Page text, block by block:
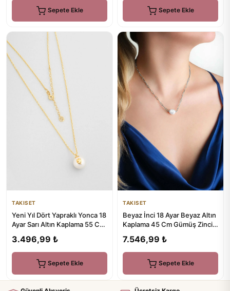
Sepete Ekle Sepete Ekle
TAKISET
Yeni Yıl Dört Yapraklı Yonca 18
Ayar Sarı Altın Kaplama 55 Cm
3.496,99 ₺
Sepete Ekle
TAKISET
Beyaz İnci 18 Ayar Beyaz Altın
Kaplama 45 Cm Gümüş Zincir
7.546,99 ₺
Sepete Ekle